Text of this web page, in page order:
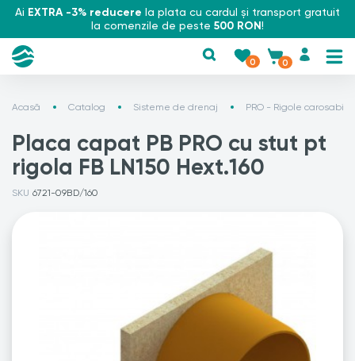
Ai EXTRA -3% reducere la plata cu cardul și transport gratuit
la comenzile de peste 500 RON!
0 0
Acasă Catalog Sisteme de drenaj PRO - Rigole carosabile
Placa capat PB PRO cu stut pt
rigola FB LN150 Hext.160
SKU 6721-09BD/160